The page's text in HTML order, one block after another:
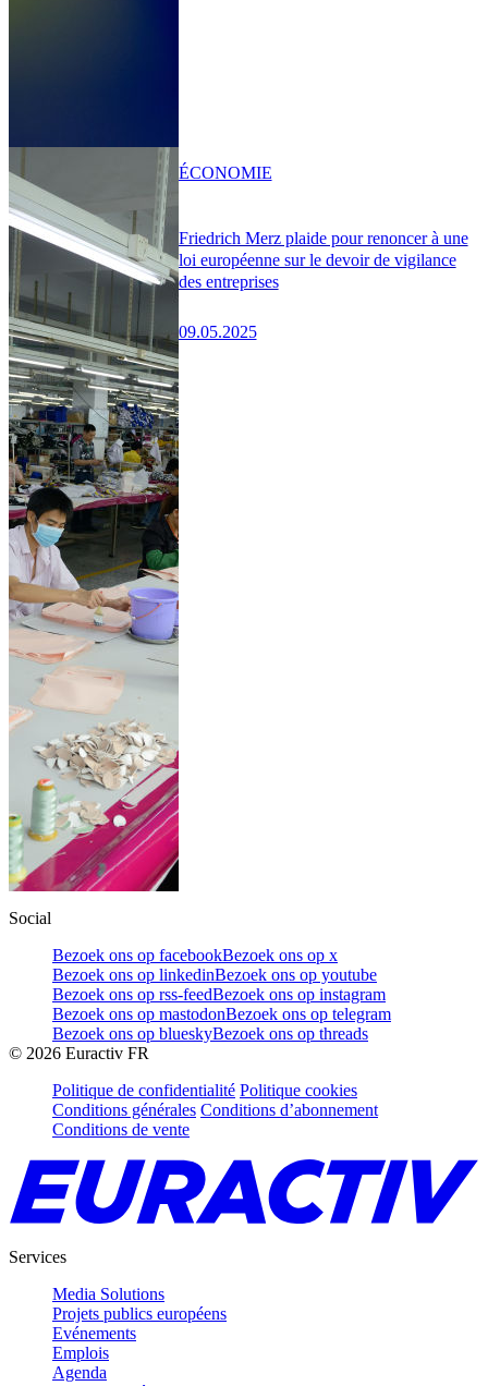
Friedrich Merz plaide pour renoncer à une
loi européenne sur le devoir de vigilance
des entreprises
09.05.2025
ÉCONOMIE
Social
Bezoek ons op facebookBezoek ons op x
Bezoek ons op linkedinBezoek ons op youtube
Bezoek ons op rss-feedBezoek ons op instagram
Bezoek ons op mastodonBezoek ons op telegram
Bezoek ons op blueskyBezoek ons op threads
© 2026 Euractiv FR
Politique de confidentialité Politique cookies
Conditions générales Conditions d’abonnement
Conditions de vente
Services
Media Solutions
Projets publics européens
Evénements
Emplois
Agenda